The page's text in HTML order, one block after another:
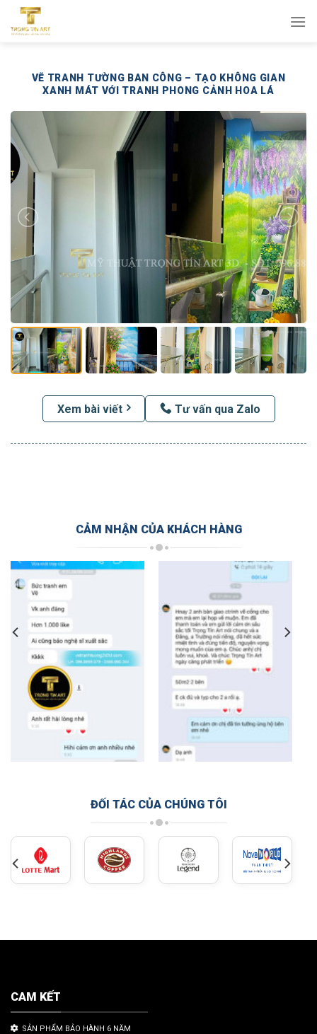
qua
VẼ TRANH TƯỜNG BAN CÔNG – TẠO KHÔNG GIAN
XANH MÁT VỚI TRANH PHONG CẢNH HOA LÁ
Xem bài viết Tư vấn qua Zalo
CẢM NHẬN CỦA KHÁCH HÀNG
ĐỐI TÁC CỦA CHÚNG TÔI
CAM KẾT
SẢN PHẨM BẢO HÀNH 6 NĂM